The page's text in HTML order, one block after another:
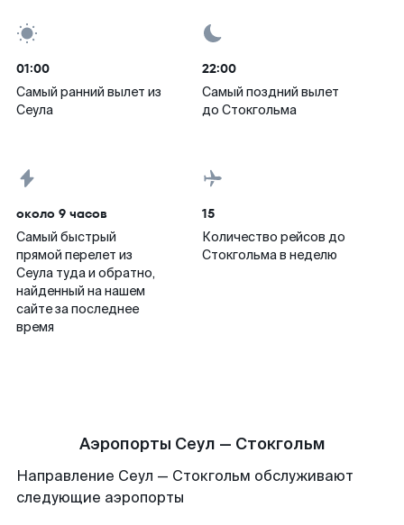
01:00
Самый ранний вылет из
Сеула
22:00
Самый поздний вылет
до Стокгольма
около 9 часов
Самый быстрый
прямой перелет из
Сеула туда и обратно,
найденный на нашем
сайте за последнее
время
15
Количество рейсов до
Стокгольма в неделю
Аэропорты Сеул — Стокгольм
Направление Сеул — Стокгольм обслуживают
следующие аэропорты